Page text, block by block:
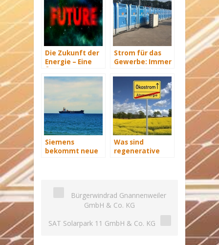
Die Zukunft der
Energie – Eine
Strom für das
Gewerbe: Immer
versorgt
Siemens
bekommt neue
Was sind
regenerative
Bürgerwindrad Gnannenweiler
GmbH & Co. KG
SAT Solarpark 11 GmbH & Co. KG